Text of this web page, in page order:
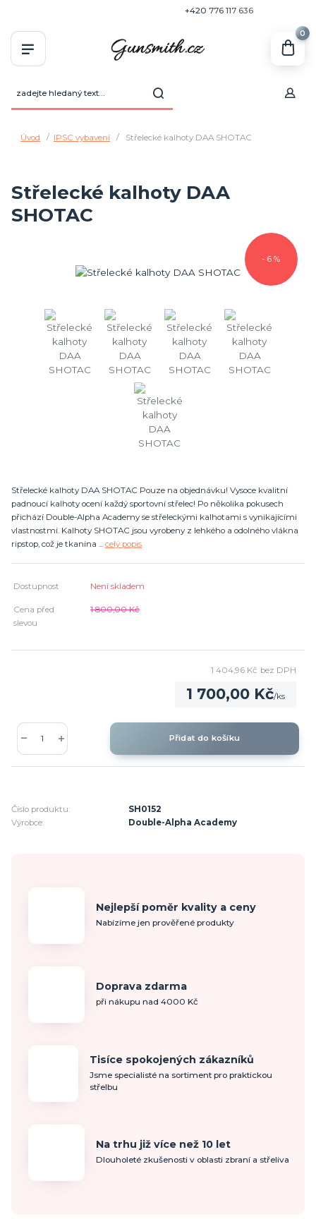
+420 776 117 636
0
Úvod IPSC vybavení Střelecké kalhoty DAA SHOTAC
Střelecké kalhoty DAA
SHOTAC
- 6 %
Střelecké kalhoty DAA SHOTAC Pouze na objednávku! Vysoce kvalitní
padnoucí kalhoty ocení každý sportovní střelec! Po několika pokusech
přichází Double-Alpha Academy se střeleckými kalhotami s vynikajícími
vlastnostmi. Kalhoty SHOTAC jsou vyrobeny z lehkého a odolného vlákna
ripstop, což je tkanina ... celý popis
Dostupnost Není skladem
Cena před
slevou
1 800,00 Kč
1 700,00 Kč/ks
1 404,96 Kč bez DPH
Přidat do košíku
Číslo produktu:
SH0152
Výrobce:
Double-Alpha Academy
Nejlepší poměr kvality a ceny
Nabízíme jen prověřené produkty
Doprava zdarma
při nákupu nad 4000 Kč
Tisíce spokojených zákazníků
Jsme specialisté na sortiment pro praktickou
střelbu
Na trhu již více než 10 let
Dlouholeté zkušenosti v oblasti zbraní a střeliva